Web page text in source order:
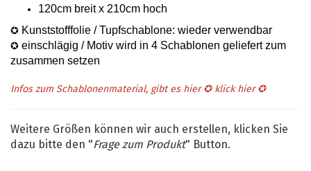
120cm breit x 210cm hoch
✪ Kunststofffolie / Tupfschablone: wieder verwendbar
✪ einschlägig / Motiv wird in 4 Schablonen geliefert zum
zusammen setzen
Infos zum Schablonenmaterial, gibt es hier ✪ klick hier✪
Weitere Größen können wir auch erstellen, klicken Sie
dazu bitte den "Frage zum Produkt" Button.